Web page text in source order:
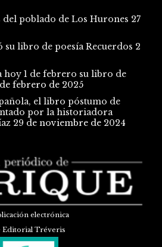
poblado de Los Hurones 27
su libro de poesía Recuerdos 2
hoy 1 de febrero su libro de
febrero de 2025
el libro póstumo de
por la historiadora
29 de noviembre de 2024
electrónica
Editorial Tréveris